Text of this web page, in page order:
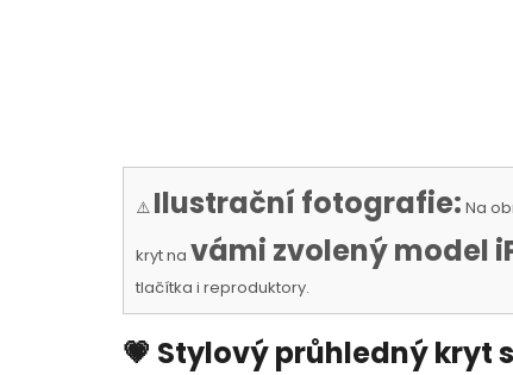
⚠️ Ilustrační fotografie: Na
kryt na vámi zvolený model
tlačítka i reproduktory.
💗 Stylový průhledný kryt